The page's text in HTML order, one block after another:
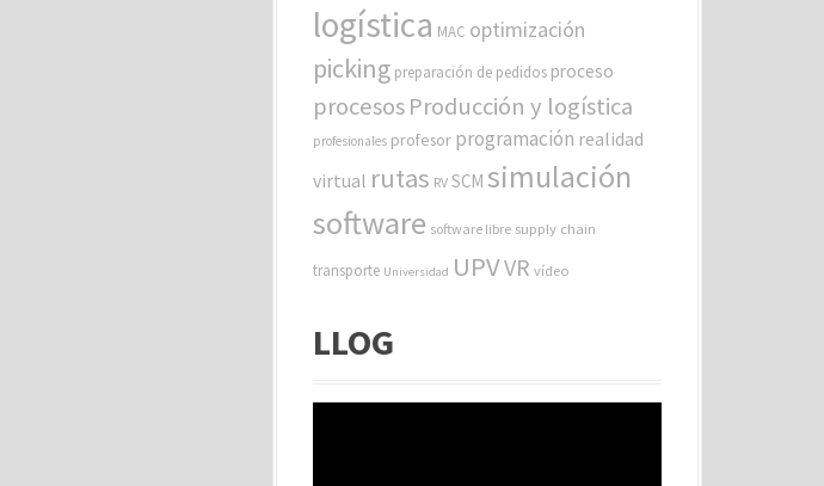
logística MAC optimización
picking preparación de pedidos proceso
procesosProducción y logística
profesionales profesor programación realidad
virtual rutas RV SCM simulación
software software libre supply chain
transporte Universidad UPVVR vídeo
LLOG